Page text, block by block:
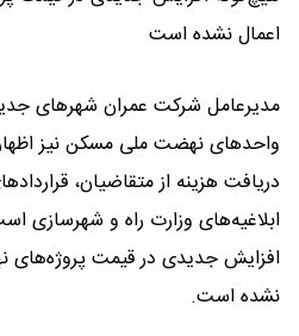
اعمال نشده است
مدیرعامل شرکت عمران شهر‌های
واحد‌های نهضت ملی مسکن نیز
دریافت هزینه از متقاضیان،
ابلاغیه‌های وزارت راه و شهرسازی
افزایش جدیدی در قیمت
نشده است.